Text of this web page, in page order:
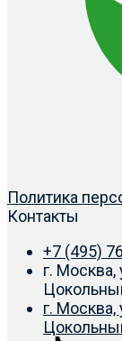
Политика
Контакты
+7 (495)
г.
г.